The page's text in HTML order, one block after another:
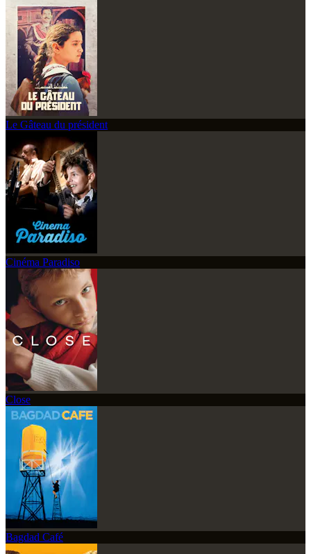
Le Gâteau du président
Cinéma Paradiso
Close
Bagdad Café